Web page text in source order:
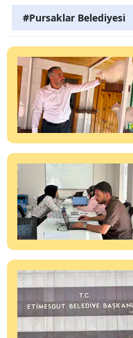
#Pursaklar Belediyesi